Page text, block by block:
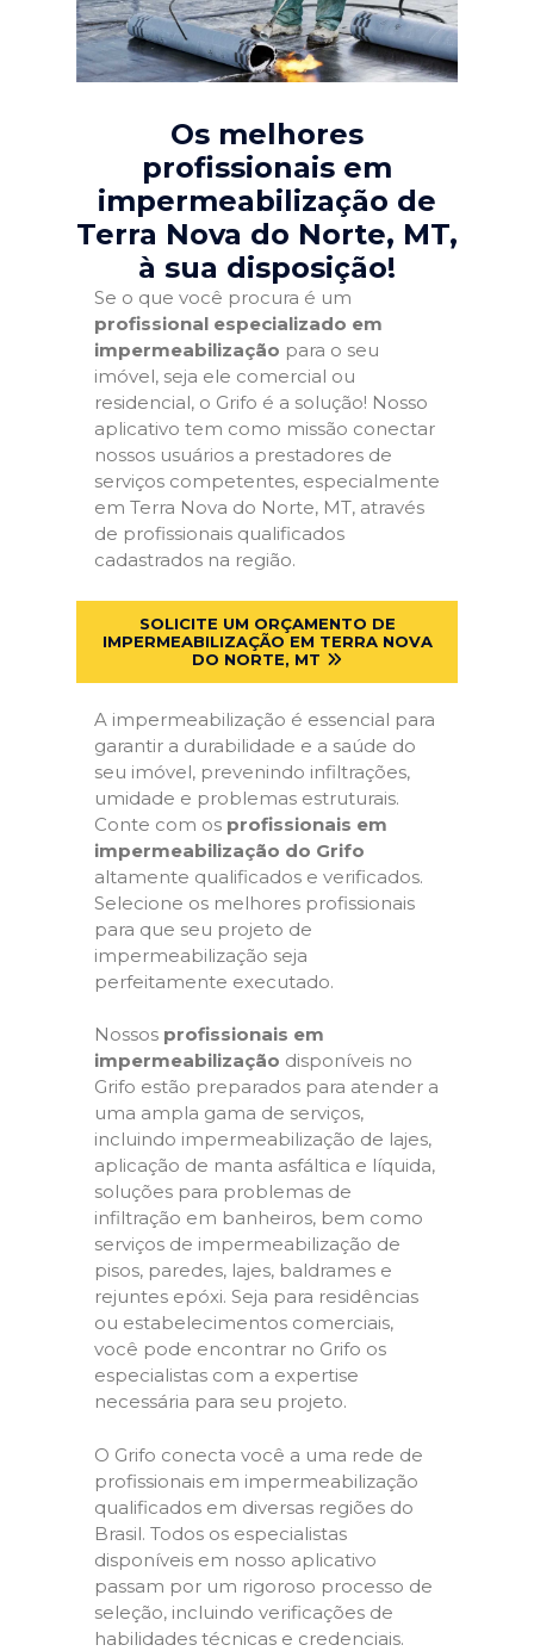
Os melhores
profissionais em
impermeabilização de
Terra Nova do Norte, MT,
à sua disposição!
Se o que você procura é um
profissional especializado em
impermeabilização para o seu
imóvel, seja ele comercial ou
residencial, o Grifo é a solução! Nosso
aplicativo tem como missão conectar
nossos usuários a prestadores de
serviços competentes, especialmente
em Terra Nova do Norte, MT, através
de profissionais qualificados
cadastrados na região.
SOLICITE UM ORÇAMENTO DE
IMPERMEABILIZAÇÃO EM TERRA NOVA
DO NORTE, MT
A impermeabilização é essencial para
garantir a durabilidade e a saúde do
seu imóvel, prevenindo infiltrações,
umidade e problemas estruturais.
Conte com os profissionais em
impermeabilização do Grifo
altamente qualificados e verificados.
Selecione os melhores profissionais
para que seu projeto de
impermeabilização seja
perfeitamente executado.
Nossos profissionais em
impermeabilização disponíveis no
Grifo estão preparados para atender a
uma ampla gama de serviços,
incluindo impermeabilização de lajes,
aplicação de manta asfáltica e líquida,
soluções para problemas de
infiltração em banheiros, bem como
serviços de impermeabilização de
pisos, paredes, lajes, baldrames e
rejuntes epóxi. Seja para residências
ou estabelecimentos comerciais,
você pode encontrar no Grifo os
especialistas com a expertise
necessária para seu projeto.
O Grifo conecta você a uma rede de
profissionais em impermeabilização
qualificados em diversas regiões do
Brasil. Todos os especialistas
disponíveis em nosso aplicativo
passam por um rigoroso processo de
seleção, incluindo verificações de
habilidades técnicas e credenciais.